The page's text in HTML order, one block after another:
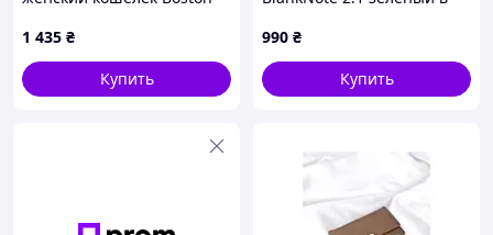
1 435 ₴
Купить
M8132E232E
990 ₴
Купить